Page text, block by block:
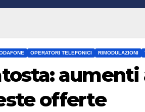
OPERATORI TELEFONICI RIMODULAZIONI
offerte